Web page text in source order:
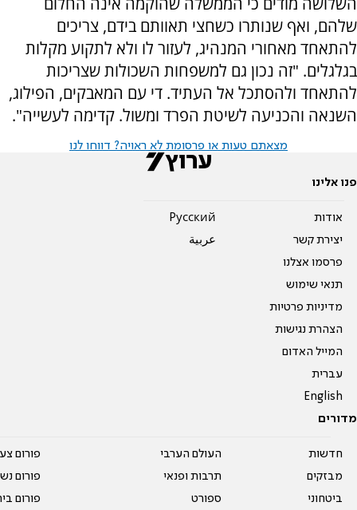
שלהם, ואף שנותרו כשחצי תאוותם בידם, צריכים
להתאחד מאחורי המנהיג, לעזור לו ולא לתקוע מקלות
בגלגלים. "זה נכון גם למשפחות השכולות שצריכות
להתאחד ולהסתכל אל העתיד. די עם המאבקים, הפילוג,
השנאה והכניעה לשיטת הפרד ומשול. קדימה לעשייה".
מצאתם טעות או פרסומת לא ראויה? דווחו לנו
פנו אלינו
אודות
יצירת קשר
פרסמו אצלנו
תנאי שימוש
מדיניות פרטיות
הצהרת נגישות
המייל האדום
עברית
English
Pусский
عربية
מדורים
חדשות
מבזקים
ביטחוני
העולם הערבי
תרבות ופנאי
ספורט
פורום
פורום
פורום